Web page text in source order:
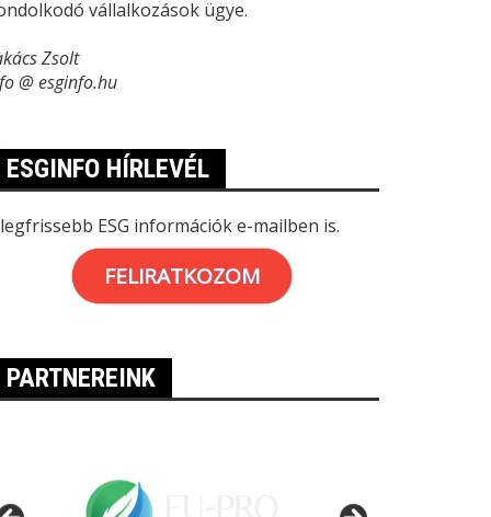
vállalkozások ügye.
Zsolt
@ esginfo.hu
ESGINFO HÍRLEVÉL
ESG információk e-mailben is.
FELIRATKOZOM
PARTNEREINK